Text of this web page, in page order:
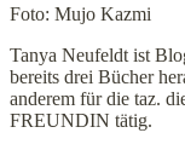
Foto: Mujo Kazmi
Tanya Neufeldt ist
bereits drei Bücher
anderem für die taz.
FREUNDIN tätig.